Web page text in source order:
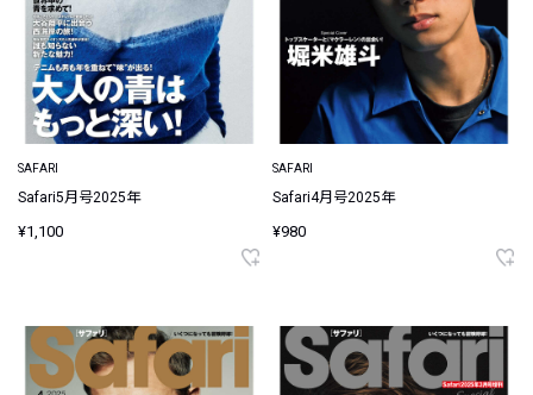
SAFARI
Safari5月号2025年
¥1,100
SAFARI
Safari4月号2025年
¥980